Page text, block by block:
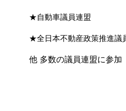
★自動車議員連盟
★全日本不動産政策推進議
他 多数の議員連盟に参加